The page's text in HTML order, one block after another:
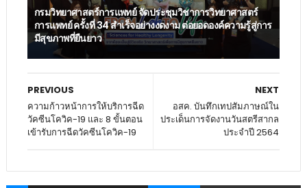
กรมวิทยาศาสตร์การแพทย์ จัดประชุมวิชาการวิทยาศาสตร์
การแพทย์ ครั้งที่ 34 สำเร็จอย่างงดงาม ต่อยอดองค์ความรู้สู่การ
มีสุขภาพที่ยืนยาว
NEXT
อสค. บันทึกเทปสัมภาษณ์ใน
ประเด็นการจัดงานวันสตรีสากล
ประจำปี 2564
PREVIOUS
ความก้าวหน้าการให้บริการฉีด
วัคซีนโควิค-19 และ 8 ขั้นตอน
เข้ารับการฉีดวัคซีนโควิค-19